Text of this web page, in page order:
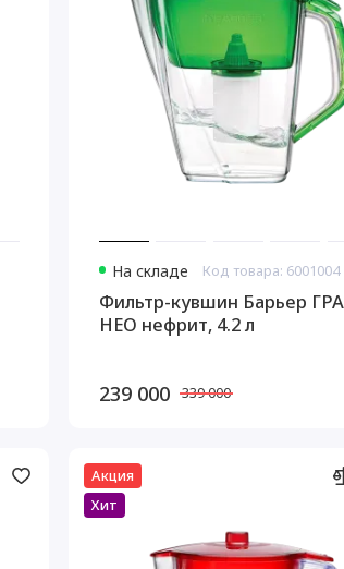
На складе Код товара: 6001004
Фильтр-кувшин Барьер
НЕО нефрит, 4.2 л
239 000 339 000
Акция
Хит